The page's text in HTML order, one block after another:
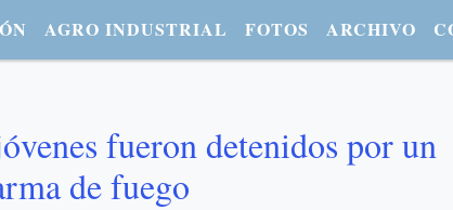
AGRO INDUSTRIAL FOTOS ARCHIVO
fueron detenidos por un
de fuego